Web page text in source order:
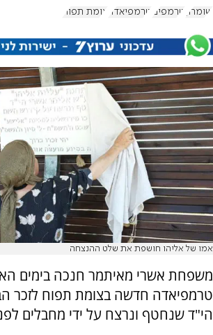
שומרון טרמפים טרמפיאדה צומת תפוח
אמו של אליהו חושפת את שלט ההנצחה
משפחת אשרי מאיתמר חנכה בימים
טרמפיאדה חדשה בצומת תפוח לזכר
הי"ד שנחטף ונרצח על ידי מחבלים